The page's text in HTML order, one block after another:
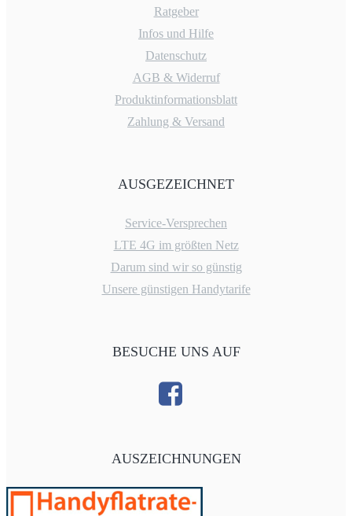
Ratgeber
Infos und Hilfe
Datenschutz
AGB & Widerruf
Produktinformationsblatt
Zahlung & Versand
AUSGEZEICHNET
Service-Versprechen
LTE 4G im größten Netz
Darum sind wir so günstig
Unsere günstigen Handytarife
BESUCHE UNS AUF
AUSZEICHNUNGEN